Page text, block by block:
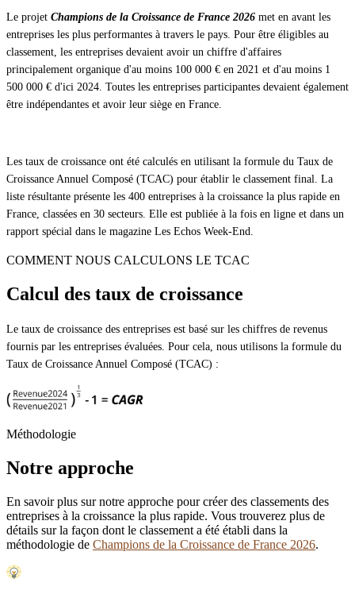
Le projet Champions de la Croissance de France 2026 met en avant les
entreprises les plus performantes à travers le pays. Pour être éligibles au
classement, les entreprises devaient avoir un chiffre d'affaires
principalement organique d'au moins 100 000 € en 2021 et d'au moins 1
500 000 € d'ici 2024. Toutes les entreprises participantes devaient également
être indépendantes et avoir leur siège en France.
Les taux de croissance ont été calculés en utilisant la formule du Taux de
Croissance Annuel Composé (TCAC) pour établir le classement final. La
liste résultante présente les 400 entreprises à la croissance la plus rapide en
France, classées en 30 secteurs. Elle est publiée à la fois en ligne et dans un
rapport spécial dans le magazine Les Echos Week-End.
COMMENT NOUS CALCULONS LE TCAC
Calcul des taux de croissance
Le taux de croissance des entreprises est basé sur les chiffres de revenus
fournis par les entreprises évaluées. Pour cela, nous utilisons la formule du
Taux de Croissance Annuel Composé (TCAC) :
Méthodologie
Notre approche
En savoir plus sur notre approche pour créer des classements des
entreprises à la croissance la plus rapide. Vous trouverez plus de
détails sur la façon dont le classement a été établi dans la
méthodologie de Champions de la Croissance de France 2026.